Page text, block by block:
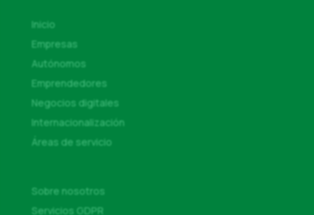
Inicio
Empresas
Autónomos
Emprendedores
Negocios digitales
Internacionalización
Áreas de servicio
Sobre nosotros
Servicios GDPR